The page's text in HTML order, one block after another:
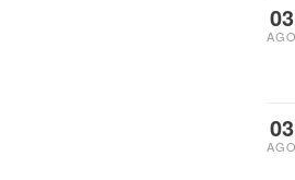
03
AGO
03
AGO